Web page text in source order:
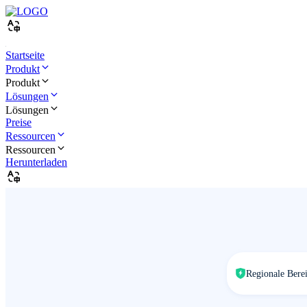
Startseite
Produkt
Produkt
Lösungen
Lösungen
Preise
Ressourcen
Ressourcen
Herunterladen
Regionale